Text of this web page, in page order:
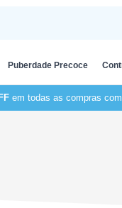
Puberdade Precoce
em todas as compras